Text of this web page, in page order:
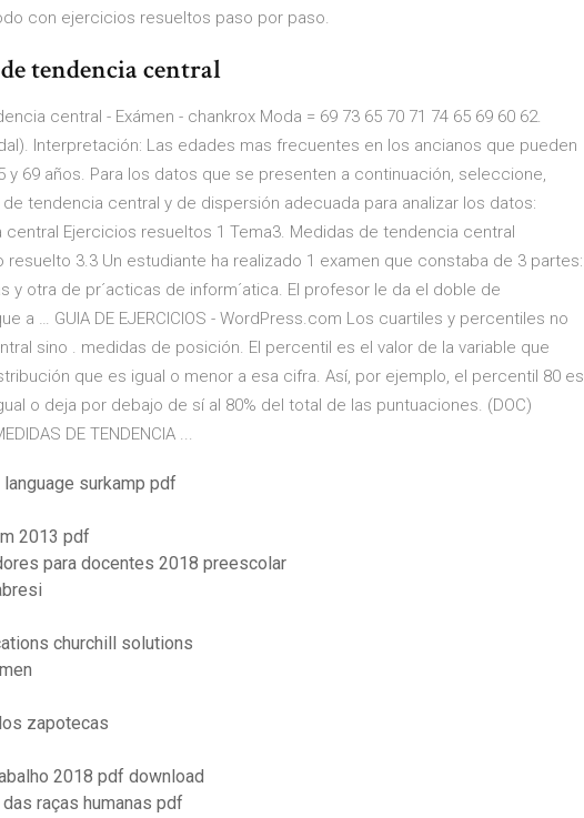
con ejercicios resueltos paso por paso.
tendencia central
central - Exámen - chankrox Moda = 69 73 65 70 71 74 65 69 60 62.
Interpretación: Las edades mas frecuentes en los ancianos que pueden
y 69 años. Para los datos que se presenten a continuación, seleccione,
tendencia central y de dispersión adecuada para analizar los datos:
Ejercicios resueltos 1 Tema3. Medidas de tendencia central
3.3 Un estudiante ha realizado 1 examen que constaba de 3 partes:
y otra de pr´acticas de inform´atica. El profesor le da el doble de
a … GUIA DE EJERCICIOS - WordPress.com Los cuartiles y percentiles no
sino . medidas de posición. El percentil es el valor de la variable que
que es igual o menor a esa cifra. Así, por ejemplo, el percentil 80 es
o deja por debajo de sí al 80% del total de las puntuaciones. (DOC)
DE TENDENCIA ...
surkamp pdf
2013 pdf
para docentes 2018 preescolar
churchill solutions
zapotecas
2018 pdf download
raças humanas pdf